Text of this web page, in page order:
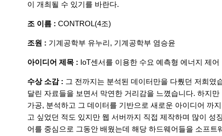
이 개최될 수 있기를 바란다.
조 이름 : CONTROL(4조)
조원 : 기계공학부 유누리, 기계공학부 염승윤
아이디어 제목 : IoT센서를 이용한 수요 예측형 에너지 제어
수상 소감 : 그 전까지는 분석된 데이터만을 다뤘던 저희였
달린 자료들을 보면서 막연한 거리감을 느꼈습니다. 하지
가공, 분석하고 그 데이터를 기반으로 새로운 아이디어 까
고 싶었던 적도 있지만 웹 서버까지 직접 제작하며 많이
어를 중심으로 그동안 배웠는데 해당 하드웨어들을 소프